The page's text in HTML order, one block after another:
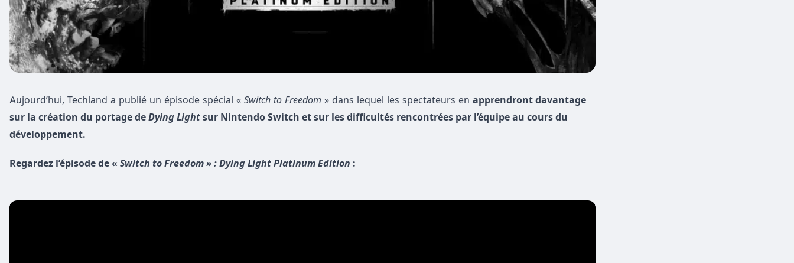
Aujourd’hui, Techland a publié un épisode spécial « Switch to Freedom » dans lequel les spectateurs en apprendront davantage
sur la création du portage de Dying Light sur Nintendo Switch et sur les difficultés rencontrées par l’équipe au cours du
développement.
Regardez l’épisode de « Switch to Freedom » : Dying Light Platinum Edition :